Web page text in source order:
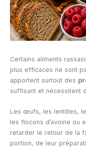
Certains aliments
plus efficaces ne sont
apportent surtout des
suffisant et nécessitent
Les œufs, les lentilles,
les flocons d’avoine ou
retarder le retour de la
portion, de leur